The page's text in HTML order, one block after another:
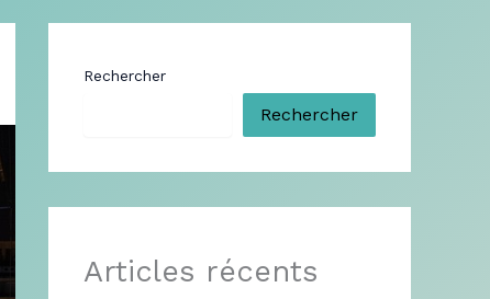
Rechercher
Rechercher
Articles récents